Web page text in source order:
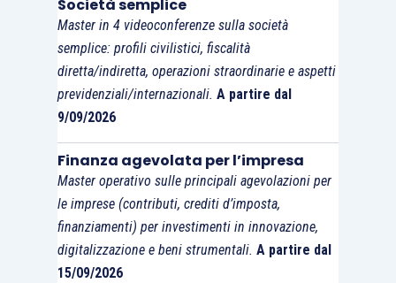
Società semplice
Master in 4 videoconferenze sulla società
semplice: profili civilistici, fiscalità
diretta/indiretta, operazioni straordinarie e aspetti
previdenziali/internazionali. A partire dal
9/09/2026
Finanza agevolata per l’impresa
Master operativo sulle principali agevolazioni per
le imprese (contributi, crediti d’imposta,
finanziamenti) per investimenti in innovazione,
digitalizzazione e beni strumentali. A partire dal
15/09/2026